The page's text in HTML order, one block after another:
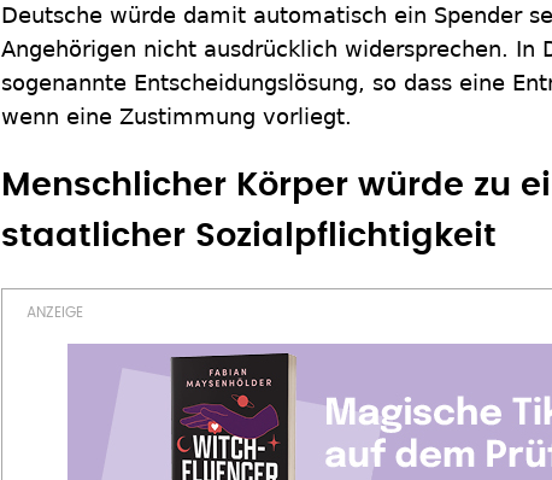
Deutsche würde damit automatisch ein Spender
Angehörigen nicht ausdrücklich widersprechen. In
sogenannte Entscheidungslösung, so dass eine
wenn eine Zustimmung vorliegt.
Menschlicher Körper würde zu
staatlicher Sozialpflichtigkeit